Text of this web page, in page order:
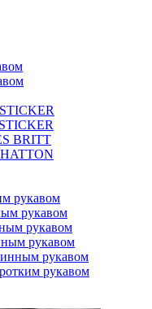
BRITT
рукавом
рукавом
рукавом
рукавом
рукавом
рукавом